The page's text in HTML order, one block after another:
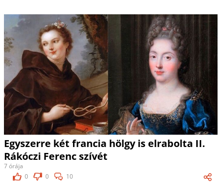
Egyszerre két francia hölgy is elrabolta II.
Rákóczi Ferenc szívét
7 órája
0
0 10